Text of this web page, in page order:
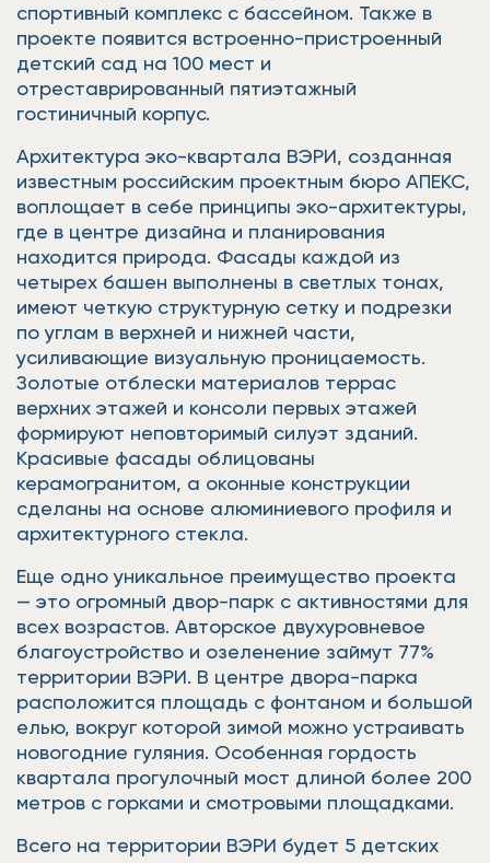
спортивный комплекс с бассейном. Также в
проекте появится встроенно-пристроенный
детский сад на 100 мест и
отреставрированный пятиэтажный
гостиничный корпус.
Архитектура эко-квартала ВЭРИ, созданная
известным российским проектным бюро АПЕКС,
воплощает в себе принципы эко-архитектуры,
где в центре дизайна и планирования
находится природа. Фасады каждой из
четырех башен выполнены в светлых тонах,
имеют четкую структурную сетку и подрезки
по углам в верхней и нижней части,
усиливающие визуальную проницаемость.
Золотые отблески материалов террас
верхних этажей и консоли первых этажей
формируют неповторимый силуэт зданий.
Красивые фасады облицованы
керамогранитом, а оконные конструкции
сделаны на основе алюминиевого профиля и
архитектурного стекла.
Еще одно уникальное преимущество проекта
— это огромный двор-парк с активностями для
всех возрастов. Авторское двухуровневое
благоустройство и озеленение займут 77%
территории ВЭРИ. В центре двора-парка
расположится площадь с фонтаном и большой
елью, вокруг которой зимой можно устраивать
новогодние гуляния. Особенная гордость
квартала прогулочный мост длиной более 200
метров с горками и смотровыми площадками.
Всего на территории ВЭРИ будет 5 детских